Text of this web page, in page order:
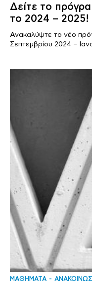
Δείτε το
το 2024 – 2025!
Ανακαλύψτε το νέο
Σεπτεμβρίου 2024 –
ΜΑΘΗΜΑΤΑ